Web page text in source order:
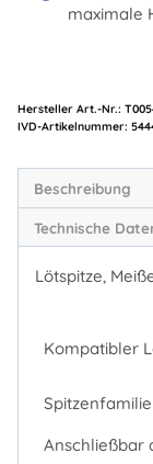
maximale
Hersteller Art.-Nr.:
Artikelnummer:
Beschreibung
Technische
Lötspitze,
Kompatibler
Spitzenfamilie
Anschließbar